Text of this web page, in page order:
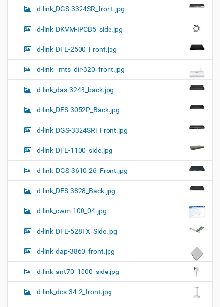
d-link_DGS-3324SR_front.jpg
d-link_DKVM-IPCB5_side.jpg
d-link_DFL-2500_Front.jpg
d-link__mts_dir-320_front.jpg
d-link_das-3248_back.jpg
d-link_DES-3052P_Back.jpg
d-link_DGS-3324SRi_Front.jpg
d-link_DFL-1100_side.jpg
d-link_DGS-3610-26_Front.jpg
d-link_DES-3828_Back.jpg
d-link_cwm-100_04.jpg
d-link_DFE-528TX_Side.jpg
d-link_dap-3860_front.jpg
d-link_ant70_1000_side.jpg
d-link_dcs-34-2_front.jpg